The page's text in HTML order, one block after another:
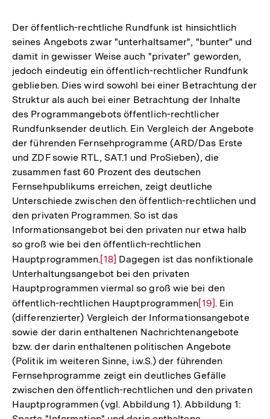
Der öffentlich-rechtliche Rundfunk ist hinsichtlich
seines Angebots zwar "unterhaltsamer", "bunter" und
damit in gewisser Weise auch "privater" geworden,
jedoch eindeutig ein öffentlich-rechtlicher Rundfunk
geblieben. Dies wird sowohl bei einer Betrachtung der
Struktur als auch bei einer Betrachtung der Inhalte
des Programmangebots öffentlich-rechtlicher
Rundfunksender deutlich. Ein Vergleich der Angebote
der führenden Fernsehprogramme (ARD/Das Erste
und ZDF sowie RTL, SAT.1 und ProSieben), die
zusammen fast 60 Prozent des deutschen
Fernsehpublikums erreichen, zeigt deutliche
Unterschiede zwischen den öffentlich-rechtlichen und
den privaten Programmen. So ist das
Informationsangebot bei den privaten nur etwa halb
so groß wie bei den öffentlich-rechtlichen
Hauptprogrammen.Zur
Auflösung
der
Fußnote
[18] Dagegen ist das nonfiktionale
Unterhaltungsangebot bei den privaten
Hauptprogrammen viermal so groß wie bei den
öffentlich-rechtlichen HauptprogrammenZur
Auflösung
der
Fußnote
[19]. Ein
(differenzierter) Vergleich der Informationsangebote
sowie der darin enthaltenen Nachrichtenangebote
bzw. der darin enthaltenen politischen Angebote
(Politik im weiteren Sinne, i.w.S.) der führenden
Fernsehprogramme zeigt ein deutliches Gefälle
zwischen den öffentlich-rechtlichen und den privaten
Hauptprogrammen (vgl. Abbildung 1). Abbildung 1: